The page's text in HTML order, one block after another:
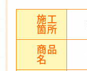
施工
箇所
商品
名